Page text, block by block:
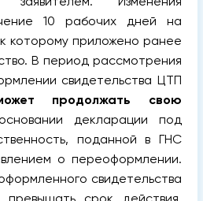
10 рабочих дней на
к которому приложено ранее
В период рассмотрения
свидетельства ЦТП
продолжать свою
декларации под
поданной в ГНС
о переоформлении.
свидетельства